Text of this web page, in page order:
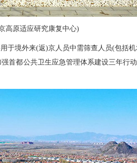
高原适应研究康复中心)
境外来(返)京人员中需筛查人员(包括
都公共卫生应急管理体系建设三年行